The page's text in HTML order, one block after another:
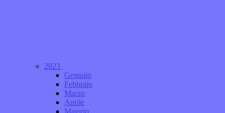
2023
Gennaio
Febbraio
Marzo
Aprile